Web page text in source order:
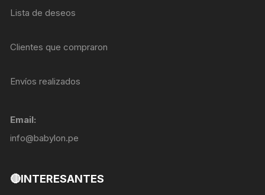
Lista de deseos
Clientes que compraron
Envíos realizados
Email:
info@babylon.pe
🔴INTERESANTES